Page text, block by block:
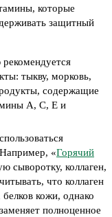
которые
защитный
тыкву, морковь,
содержащие
A, C, E и
«Горячий
сыворотку, коллаген,
что коллаген
кожи, однако
полноценное